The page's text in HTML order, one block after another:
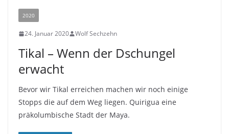
2020
24. Januar 2020 Wolf Sechzehn
Tikal – Wenn der Dschungel
erwacht
Bevor wir Tikal erreichen machen wir noch einige
Stopps die auf dem Weg liegen. Quirigua eine
präkolumbische Stadt der Maya.